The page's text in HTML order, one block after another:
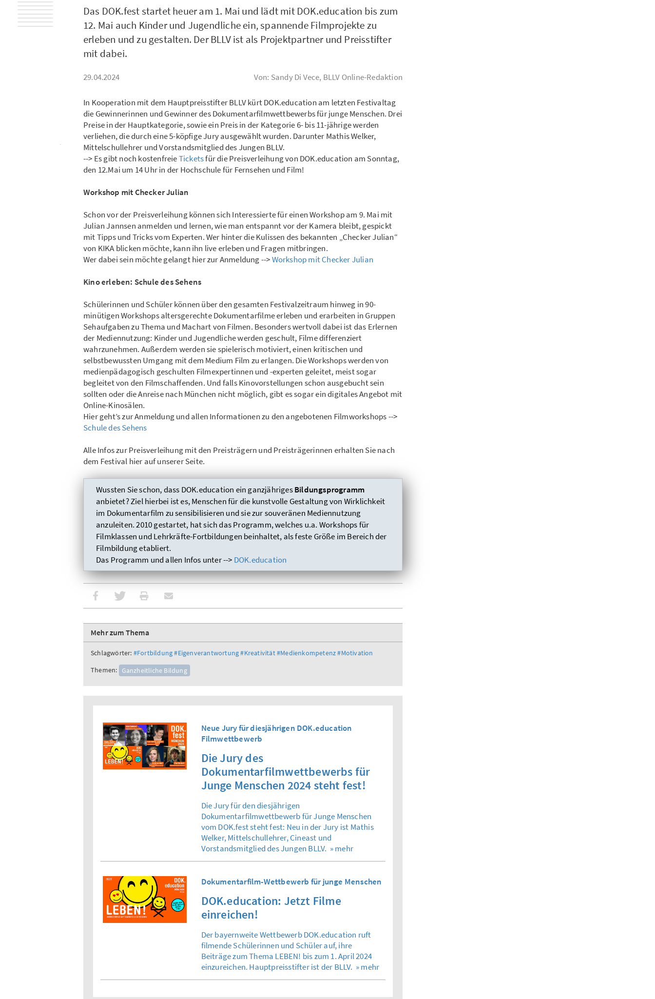
Das DOK.fest startet heuer am 1. Mai und lädt mit DOK.education bis zum
12. Mai auch Kinder und Jugendliche ein, spannende Filmprojekte zu
erleben und zu gestalten. Der BLLV ist als Projektpartner und Preisstifter
mit dabei.
29.04.2024 Von: Sandy Di Vece, BLLV Online-Redaktion
In Kooperation mit dem Hauptpreisstifter BLLV kürt DOK.education am letzten Festivaltag
die Gewinnerinnen und Gewinner des Dokumentarfilmwettbewerbs für junge Menschen. Drei
Preise in der Hauptkategorie, sowie ein Preis in der Kategorie 6- bis 11-jährige werden
verliehen, die durch eine 5-köpfige Jury ausgewählt wurden. Darunter Mathis Welker,
Mittelschullehrer und Vorstandsmitglied des Jungen BLLV.
--> Es gibt noch kostenfreieTicketsfür die Preisverleihung von DOK.education am Sonntag,
den 12.Mai um 14 Uhr in der Hochschule für Fernsehen und Film!
Workshop mit Checker Julian
Schon vor der Preisverleihung können sich Interessierte für einen Workshop am 9. Mai mit
Julian Jannsen anmelden und lernen, wie man entspannt vor der Kamera bleibt, gespickt
mit Tipps und Tricks vom Experten. Wer hinter die Kulissen des bekannten „Checker Julian“
von KIKA blicken möchte, kann ihn live erleben und Fragen mitbringen.
Wer dabei sein möchte gelangt hier zur Anmeldung -->Workshop mit Checker Julian
Kino erleben: Schule des Sehens
Schülerinnen und Schüler können über den gesamten Festivalzeitraum hinweg in 90-
minütigen Workshops altersgerechte Dokumentarfilme erleben und erarbeiten in Gruppen
Sehaufgaben zu Thema und Machart von Filmen. Besonders wertvoll dabei ist das Erlernen
der Mediennutzung: Kinder und Jugendliche werden geschult, Filme differenziert
wahrzunehmen. Außerdem werden sie spielerisch motiviert, einen kritischen und
selbstbewussten Umgang mit dem Medium Film zu erlangen. Die Workshops werden von
medienpädagogisch geschulten Filmexpertinnen und -experten geleitet, meist sogar
begleitet von den Filmschaffenden. Und falls Kinovorstellungen schon ausgebucht sein
sollten oder die Anreise nach München nicht möglich, gibt es sogar ein digitales Angebot mit
Online-Kinosälen.
Hier geht’s zur Anmeldung und allen Informationen zu den angebotenen Filmworkshops -->
Schule des Sehens
Alle Infos zur Preisverleihung mit den Preisträgern und Preisträgerinnen erhalten Sie nach
dem Festival hier auf unserer Seite.
Wussten Sie schon, dass DOK.education ein ganzjährigesBildungsprogramm
anbietet? Ziel hierbei ist es, Menschen für die kunstvolle Gestaltung von Wirklichkeit
im Dokumentarfilm zu sensibilisieren und sie zur souveränen Mediennutzung
anzuleiten. 2010 gestartet, hat sich das Programm, welches u.a. Workshops für
Filmklassen und Lehrkräfte-Fortbildungen beinhaltet, als feste Größe im Bereich der
Filmbildung etabliert.
Das Programm und allen Infos unter --> DOK.education
Mehr zum Thema
Schlagwörter: #Fortbildung#Eigenverantwortung#Kreativität#Medienkompetenz#Motivation
Themen:
Ganzheitliche Bildung
Neue Jury für diesjährigen DOK.education
Filmwettbewerb
Die Jury des
Dokumentarfilmwettbewerbs für
Junge Menschen 2024 steht fest!
Die Jury für den diesjährigen
Dokumentarfilmwettbewerb für Junge Menschen
vom DOK.fest steht fest: Neu in der Jury ist Mathis
Welker, Mittelschullehrer, Cineast und
Vorstandsmitglied des Jungen BLLV. » mehr
Dokumentarfilm-Wettbewerb für junge Menschen
DOK.education: Jetzt Filme
einreichen!
Der bayernweite Wettbewerb DOK.education ruft
filmende Schülerinnen und Schüler auf, ihre
Beiträge zum Thema LEBEN! bis zum 1. April 2024
einzureichen. Hauptpreisstifter ist der BLLV. » mehr